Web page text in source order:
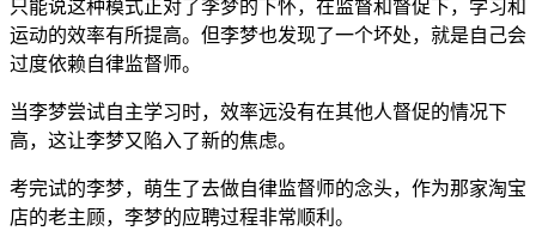
只能说这种模式正对了李梦的下怀，在监督和督促下，学习和
运动的效率有所提高。但李梦也发现了一个坏处，就是自己会
过度依赖自律监督师。
当李梦尝试自主学习时，效率远没有在其他人督促的情况下
高，这让李梦又陷入了新的焦虑。
考完试的李梦，萌生了去做自律监督师的念头，作为那家淘宝
店的老主顾，李梦的应聘过程非常顺利。